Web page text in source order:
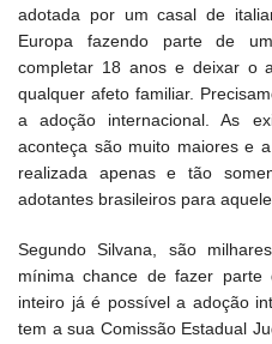
adotada por um casal de
Europa fazendo parte de
completar 18 anos e deixar o
qualquer afeto familiar.
a adoção internacional. As
aconteça são muito maiores e
realizada apenas e tão
adotantes brasileiros para
Segundo Silvana, são
mínima chance de fazer
inteiro já é possível a adoção
tem a sua Comissão Estadual